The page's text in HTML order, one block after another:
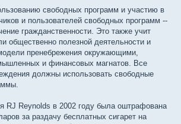
свободных программ и участию в
и пользователей свободных программ --
гражданственности. Это также учит
общественно полезной деятельности и
пренебрежения окружающими,
и финансовых магнатов. Все
должны использовать свободные
RJ Reynolds в 2002 году была оштрафована
за раздачу бесплатных сигарет на